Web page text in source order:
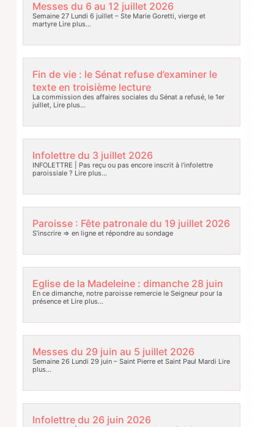
Messes du 6 au 12 juillet 2026
Semaine 27 Lundi 6 juillet – Ste Marie Goretti, vierge et
martyreLire plus…
Fin de vie : le Sénat refuse d’examiner le
texte en troisième lecture
La commission des affaires sociales du Sénat a refusé, le 1er
juillet, Lire plus…
Infolettre du 3 juillet 2026
INFOLETTRE | Pas reçu ou pas encore inscrit à l’infolettre
paroissiale ? Lire plus…
Paroisse : Fête patronale du 19 juillet 2026
S’inscrire => en ligne et répondre au sondage
Eglise de la Madeleine : dimanche 28 juin
En ce dimanche, notre paroisse remercie le Seigneur pour la
présence etLire plus…
Messes du 29 juin au 5 juillet 2026
Semaine 26 Lundi 29 juin – Saint Pierre et Saint Paul Mardi Lire
plus…
Infolettre du 26 juin 2026